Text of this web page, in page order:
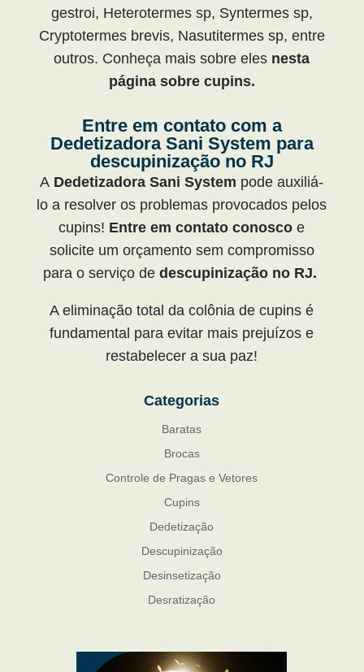
gestroi, Heterotermes sp, Syntermes sp,
Cryptotermes brevis, Nasutitermes sp, entre
outros. Conheça mais sobre eles nesta
página sobre cupins.
Entre em contato com a
Dedetizadora Sani System para
descupinização no RJ
A Dedetizadora Sani System pode auxiliá-
lo a resolver os problemas provocados pelos
cupins! Entre em contato conosco e
solicite um orçamento sem compromisso
para o serviço de descupinização no RJ.
A eliminação total da colônia de cupins é
fundamental para evitar mais prejuízos e
restabelecer a sua paz!
Categorias
Baratas
Brocas
Controle de Pragas e Vetores
Cupins
Dedetização
Descupinização
Desinsetização
Desratização
Mosquito Mist